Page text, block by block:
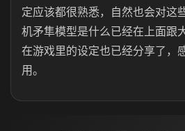
定应该都很熟悉，自然也会对这
机矛隼模型是什么已经在上面跟
在游戏里的设定也已经分享了，
用。